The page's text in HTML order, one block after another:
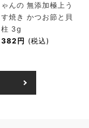
ゃんの 無添加極上う
す焼き かつお節と貝
柱 3g
382円 (税込)